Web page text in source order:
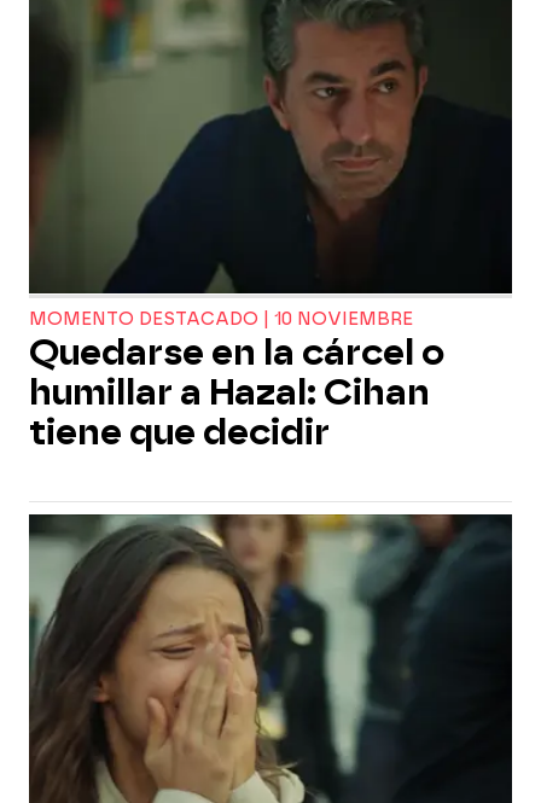
MOMENTO DESTACADO | 10 NOVIEMBRE
Quedarse en la cárcel o
humillar a Hazal: Cihan
tiene que decidir